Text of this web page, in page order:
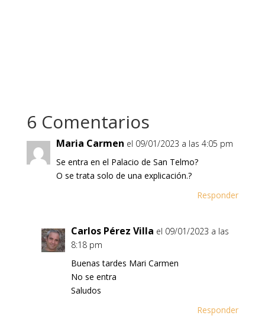
6 Comentarios
Maria Carmen el 09/01/2023 a las 4:05 pm
Se entra en el Palacio de San Telmo?
O se trata solo de una explicación.?
Responder
Carlos Pérez Villa el 09/01/2023 a las
8:18 pm
Buenas tardes Mari Carmen
No se entra
Saludos
Responder